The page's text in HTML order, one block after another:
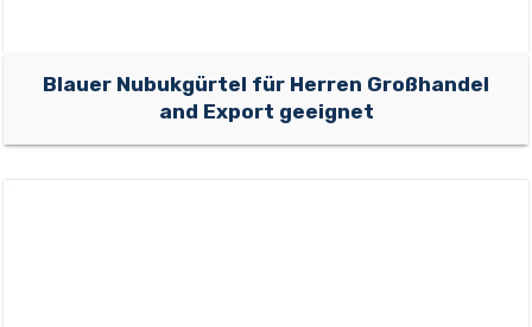
Blauer Nubukgürtel für Herren Großhandel
and Export geeignet